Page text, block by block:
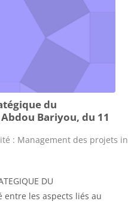
du
Bariyou, du 11
: Management des projets
DU
entre les aspects liés au